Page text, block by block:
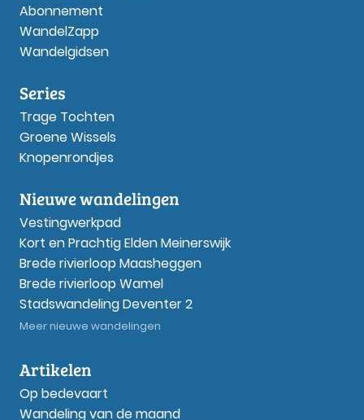
Abonnement
WandelZapp
Wandelgidsen
Series
Trage Tochten
Groene Wissels
Knopenrondjes
Nieuwe wandelingen
Vestingwerkpad
Kort en Prachtig Elden Meinerswijk
Brede rivierloop Maasheggen
Brede rivierloop Wamel
Stadswandeling Deventer 2
Meer nieuwe wandelingen
Artikelen
Op bedevaart
Wandeling van de maand